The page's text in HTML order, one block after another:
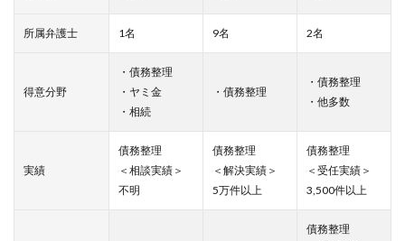
所属弁護士 1名 9名 2名
得意分野
・債務整理
・ヤミ金
・相続
・債務整理
・債務整理
・他多数
実績
債務整理
＜相談実績＞
不明
債務整理
＜解決実績＞
5万件以上
債務整理
＜受任実績＞
3,500件以上
債務整理